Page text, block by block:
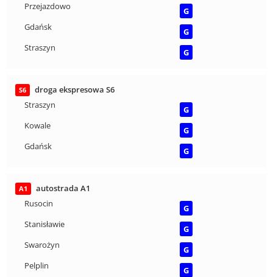
Przejazdowo
G
Gdańsk
G
Straszyn
G
S6
droga ekspresowa S6
Straszyn
G
Kowale
G
Gdańsk
G
A1
autostrada A1
Rusocin
G
Stanisławie
G
Swarożyn
G
Pelplin
G